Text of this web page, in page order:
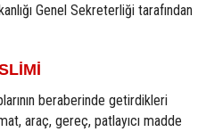
Genel Sekreterliği tarafından
beraberinde getirdikleri
araç, gereç, patlayıcı madde